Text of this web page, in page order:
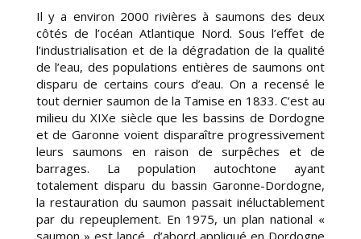
Il y a environ 2000 rivières à saumons des deux
côtés de l’océan Atlantique Nord. Sous l’effet de
l’industrialisation et de la dégradation de la qualité
de l’eau, des populations entières de saumons ont
disparu de certains cours d’eau. On a recensé le
tout dernier saumon de la Tamise en 1833. C’est au
milieu du XIXe siècle que les bassins de Dordogne
et de Garonne voient disparaître progressivement
leurs saumons en raison de surpêches et de
barrages. La population autochtone ayant
totalement disparu du bassin Garonne-Dordogne,
la restauration du saumon passait inéluctablement
par du repeuplement. En 1975, un plan national «